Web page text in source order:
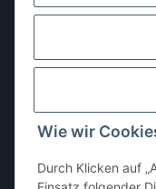
Wie wir
Durch Klicken auf
Freitag:10:00–13:00,
Sonntag: geschlossen